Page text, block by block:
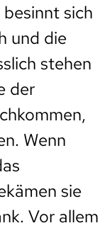
sich
und die
stehen
der
Wenn
sie
Vor allem